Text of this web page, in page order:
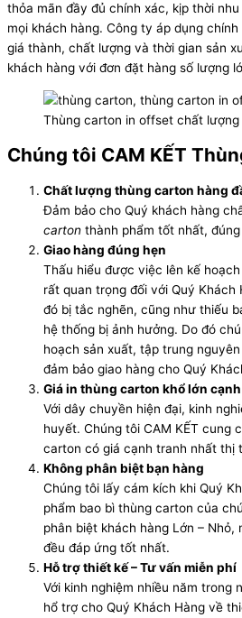
thỏa mãn đầy đủ chính xác, kịp thời
mọi khách hàng. Công ty áp dụng
giá thành, chất lượng và thời gian sản
khách hàng với đơn đặt hàng số lượng
Thùng carton in offset chất lượng
Chúng tôi CAM KẾT
Chất lượng thùng carton hàng
Đảm bảo cho Quý khách hàng
carton thành phẩm tốt nhất,
Giao hàng đúng hẹn
Thấu hiểu được việc lên kế
rất quan trọng đối với Quý Khách
đó bị tắc nghẽn, cũng như thiếu
hệ thống bị ảnh hưởng. Do đó
hoạch sản xuất, tập trung
đảm bảo giao hàng cho Quý
Giá in thùng carton khổ lớn
Với dây chuyền hiện đại, kinh
huyết. Chúng tôi CAM KẾT cung
carton có giá cạnh tranh nhất thị
Không phân biệt bạn hàng
Chúng tôi lấy cám kích khi Quý
phẩm bao bì thùng carton của
phân biệt khách hàng Lớn – Nhỏ,
đều đáp ứng tốt nhất.
Hỗ trợ thiết kế – Tư vấn miễn phí
Với kinh nghiệm nhiều năm trong
hổ trợ cho Quý Khách Hàng về